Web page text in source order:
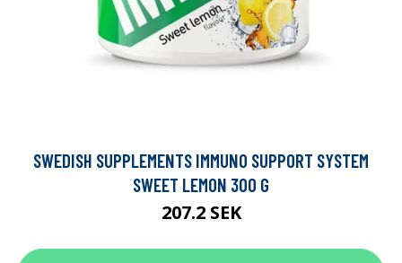
SWEDISH SUPPLEMENTS IMMUNO SUPPORT SYSTEM
SWEET LEMON 300 G
207.2 SEK